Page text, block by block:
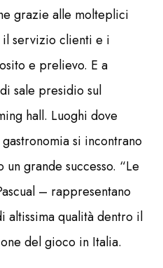
grazie alle molteplici
servizio clienti e i
e prelievo. E a
sale presidio sul
hall. Luoghi dove
si incontrano
grande successo. “Le
– rappresentano
altissima qualità dentro il
del gioco in Italia.